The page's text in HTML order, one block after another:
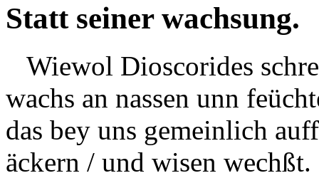
Statt seiner wachsung.
Wiewol Dioscorides
wachs an nassen unn
das bey uns gemeinlich
äckern / und wisen wechßt.